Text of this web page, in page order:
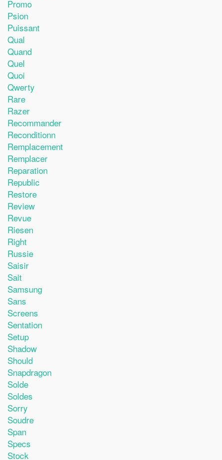
Promo
Psion
Puissant
Qual
Quand
Quel
Quoi
Qwerty
Rare
Razer
Recommander
Reconditionn
Remplacement
Remplacer
Reparation
Republic
Restore
Review
Revue
Riesen
Right
Russie
Saisir
Sait
Samsung
Sans
Screens
Sentation
Setup
Shadow
Should
Snapdragon
Solde
Soldes
Sorry
Soudre
Span
Specs
Stock